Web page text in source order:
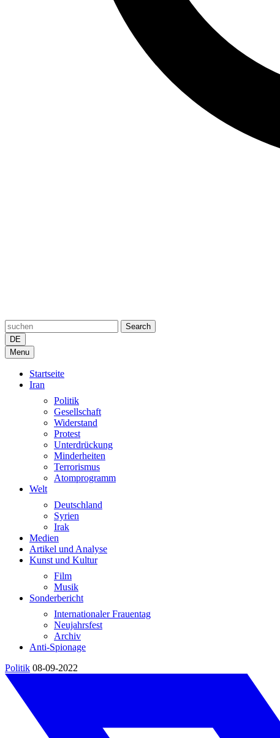
Search
DE
Menu
Startseite
Iran
Politik
Gesellschaft
Widerstand
Protest
Unterdrückung
Minderheiten
Terrorismus
Atomprogramm
Welt
Deutschland
Syrien
Irak
Medien
Artikel und Analyse
Kunst und Kultur
Film
Musik
Sonderbericht
Internationaler Frauentag
Neujahrsfest
Archiv
Anti-Spionage
Politik 08-09-2022